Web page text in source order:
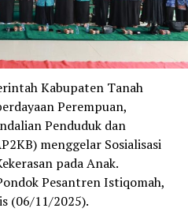
Kabupaten Tanah
Perempuan,
Penduduk dan
menggelar Sosialisasi
pada Anak.
Pesantren Istiqomah,
(06/11/2025).